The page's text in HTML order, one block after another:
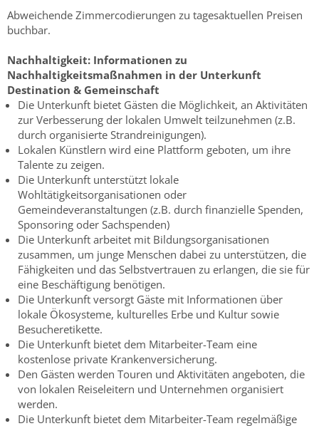
Abweichende Zimmercodierungen zu tagesaktuellen Preisen
buchbar.
Nachhaltigkeit: Informationen zu
Nachhaltigkeitsmaßnahmen in der Unterkunft
Destination & Gemeinschaft
Die Unterkunft bietet Gästen die Möglichkeit, an Aktivitäten
zur Verbesserung der lokalen Umwelt teilzunehmen (z.B.
durch organisierte Strandreinigungen).
Lokalen Künstlern wird eine Plattform geboten, um ihre
Talente zu zeigen.
Die Unterkunft unterstützt lokale
Wohltätigkeitsorganisationen oder
Gemeindeveranstaltungen (z.B. durch finanzielle Spenden,
Sponsoring oder Sachspenden)
Die Unterkunft arbeitet mit Bildungsorganisationen
zusammen, um junge Menschen dabei zu unterstützen, die
Fähigkeiten und das Selbstvertrauen zu erlangen, die sie für
eine Beschäftigung benötigen.
Die Unterkunft versorgt Gäste mit Informationen über
lokale Ökosysteme, kulturelles Erbe und Kultur sowie
Besucheretikette.
Die Unterkunft bietet dem Mitarbeiter-Team eine
kostenlose private Krankenversicherung.
Den Gästen werden Touren und Aktivitäten angeboten, die
von lokalen Reiseleitern und Unternehmen organisiert
werden.
Die Unterkunft bietet dem Mitarbeiter-Team regelmäßige